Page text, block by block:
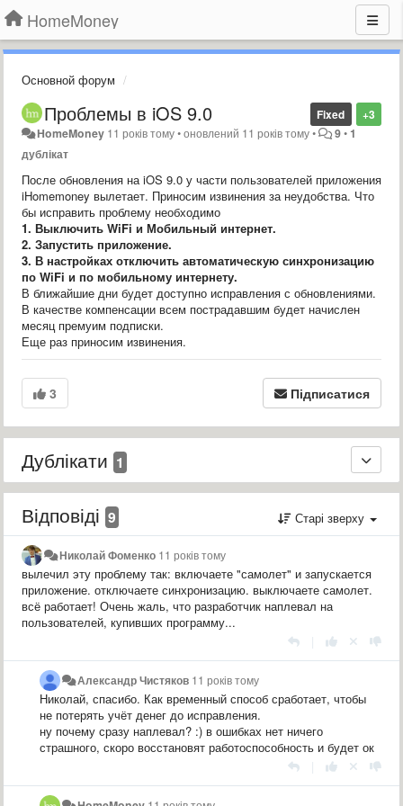
HomeMoney
Основной форум
+3
Fixed
Проблемы в iOS 9.0
HomeMoney 11 років тому•оновлений 11 років тому• 9• 1
дублікат
После обновления на iOS 9.0 у части пользователей приложения
iHomemoney вылетает. Приносим извинения за неудобства. Что
бы исправить проблему необходимо
1. Выключить WiFi и Мобильный интернет.
2. Запустить приложение.
3. В настройках отключить автоматическую синхронизацию
по WiFi и по мобильному интернету.
В ближайшие дни будет доступно исправления с обновлениями.
В качестве компенсации всем пострадавшим будет начислен
месяц премуим подписки.
Еще раз приносим извинения.
3 Підписатися
Дублікати 1
Відповіді 9 Старі зверху
Николай Фоменко 11 років тому
вылечил эту проблему так: включаете "самолет" и запускается
приложение. отключаете синхронизацию. выключаете самолет.
всё работает! Очень жаль, что разработчик наплевал на
пользователей, купивших программу...
Александр Чистяков 11 років тому
Николай, спасибо. Как временный способ сработает, чтобы
не потерять учёт денег до исправления.
ну почему сразу наплевал? :) в ошибках нет ничего
страшного, скоро восстановят работоспособность и будет ок